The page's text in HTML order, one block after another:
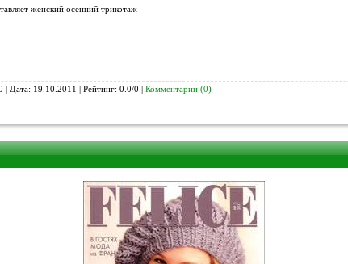
женский осенний трикотаж
| Дата: 19.10.2011 | Рейтинг: 0.0/0 | Комментарии (0)